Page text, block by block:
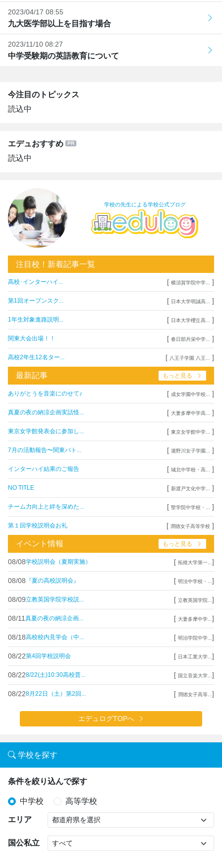
2023/04/17 08:55
九大医学部以上を目指す場合
2023/11/10 08:27
中学受験期の英語教育について
今注目のトピックス
読込中
エデュおすすめ
読込中
学校の先生による学校公式ブログ
注目校！新着記事一覧
高校･インターハイ... [ 横須賀学院中学... ]
第1回オープンスク... [ 日本大学明誠高... ]
1年生対象進路説明... [ 日本大学櫻丘高... ]
関東大会出場！！ [ 春日部共栄中学... ]
高校2年生12名ター... [ 八王子学園 八王... ]
最新記事 もっと見る
ありがとうを音楽にのせて♪ [ 成女学園中学校... ]
真夏の夜の納涼企画実話怪... [ 大妻多摩中学高... ]
東京女学館発表会に参加し... [ 東京女学館中学... ]
7月の活動報告〜関東バト... [ 瀧野川女子学園... ]
インターハイ結果のご報告 [ 城北中学校・高... ]
NO TITLE [ 新渡戸文化中学... ]
チーム力向上と絆を深めた... [ 聖学院中学校・... ]
第１回学校説明会お礼 [ 潤徳女子高等学校 ]
イベント情報 もっと見る
08/08学校説明会（夏期実施） [ 拓殖大学第一... ]
08/08 『夏の高校説明会』 [ 明法中学校・... ]
08/09立教英国学院学校説... [ 立教英国学院... ]
08/11 真夏の夜の納涼企画... [ 大妻多摩中学... ]
08/18高校校内見学会（中... [ 明治学院中学... ]
08/22第4回学校説明会 [ 日本工業大学... ]
08/228/22(土)10:30高校普... [ 国立音楽大学... ]
08/228月22日（土）第2回... [ 潤徳女子高等... ]
エデュログTOPへ
学校を探す
条件を絞り込んで探す
中学校 高等学校
エリア
国公私立